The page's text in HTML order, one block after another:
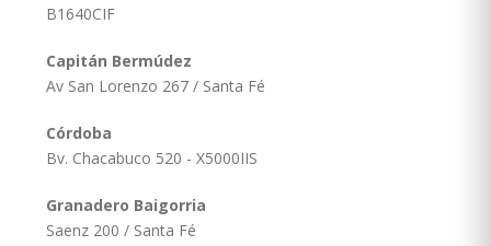
B1640CIF
Capitán Bermúdez
Av San Lorenzo 267 / Santa Fé
Córdoba
Bv. Chacabuco 520 - X5000IIS
Granadero Baigorria
Saenz 200 / Santa Fé